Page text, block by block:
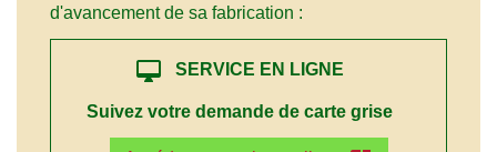
d'avancement de sa fabrication :
desktop_mac SERVICE EN LIGNE
Suivez votre demande de carte grise